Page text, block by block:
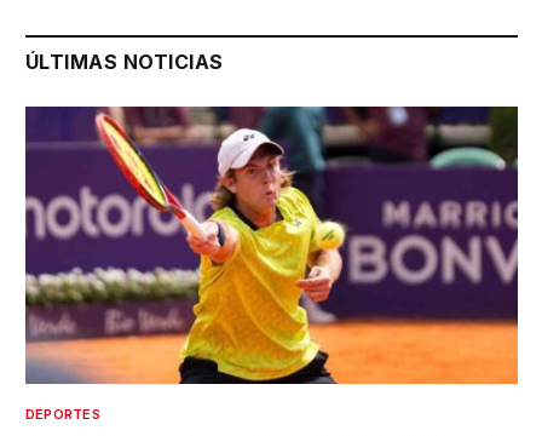
ÚLTIMAS NOTICIAS
DEPORTES